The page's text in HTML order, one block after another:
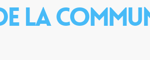
LA